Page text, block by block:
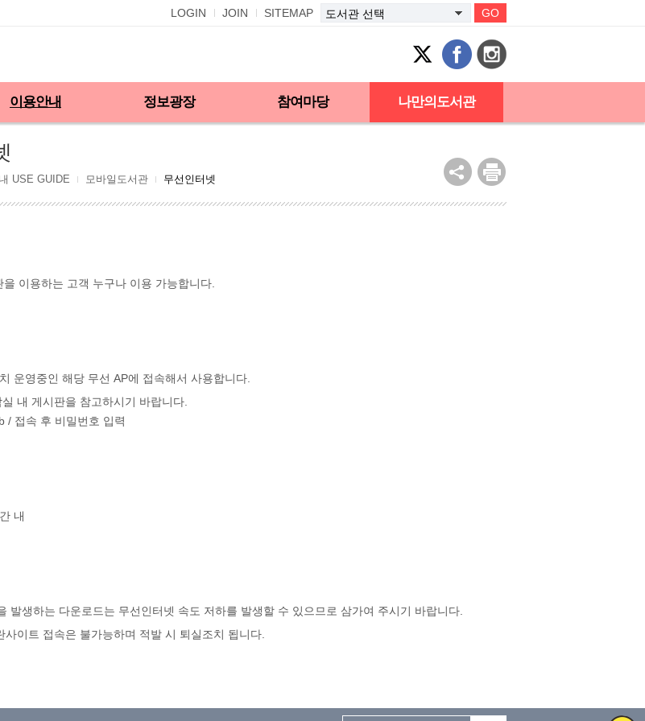
LOGIN JOIN SITEMAP GO
이용안내 정보광장 참여마당 나만의도서관
USE GUIDE 모바일도서관 무선인터넷
을 이용하는 고객 누구나 이용 가능합니다.
운영중인 해당 무선 AP에 접속해서 사용합니다.
내 게시판을 참고하시기 바랍니다.
/ 접속 후 비밀번호 입력
내
발생하는 다운로드는 무선인터넷 속도 저하를 발생할 수 있으므로 삼가여 주시기 바랍니다.
사이트 접속은 불가능하며 적발 시 퇴실조치 됩니다.